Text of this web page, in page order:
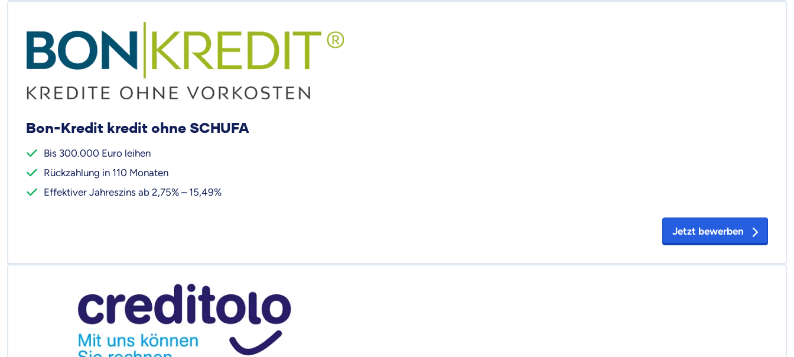
Bon-Kredit kredit ohne SCHUFA
Bis 300.000 Euro leihen
Rückzahlung in 110 Monaten
Effektiver Jahreszins ab 2,75% – 15,49%
Jetzt bewerben